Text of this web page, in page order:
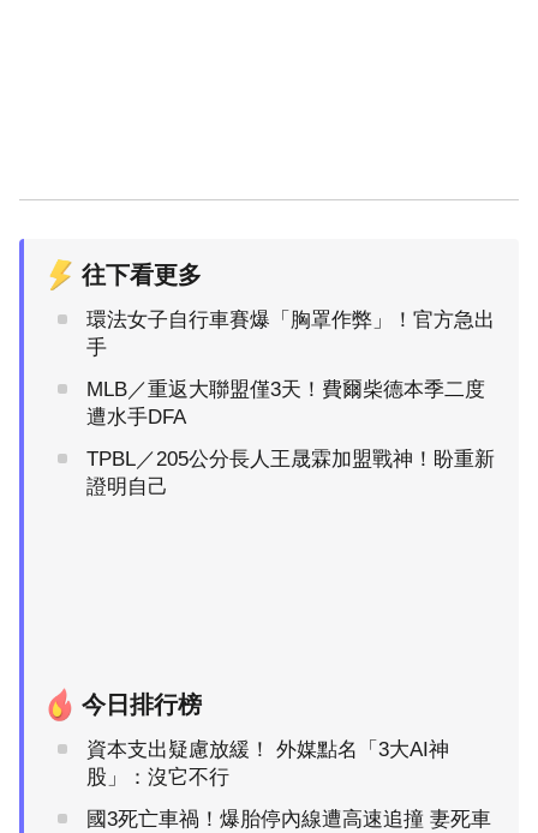
往下看更多
環法女子自行車賽爆「胸罩作弊」！官方急出
手
MLB／重返大聯盟僅3天！費爾柴德本季二度
遭水手DFA
TPBL／205公分長人王晟霖加盟戰神！盼重新
證明自己
今日排行榜
資本支出疑慮放緩！ 外媒點名「3大AI神
股」：沒它不行
國3死亡車禍！爆胎停內線遭高速追撞 妻死車